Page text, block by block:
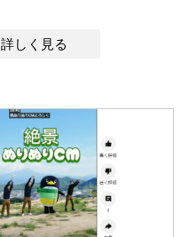
詳しく見る